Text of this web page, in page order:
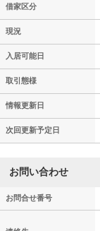
借家区分
現況
入居可能日
取引態様
情報更新日
次回更新予定日
お問い合わせ
お問合せ番号